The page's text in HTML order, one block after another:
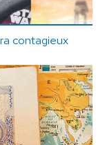
contagieux